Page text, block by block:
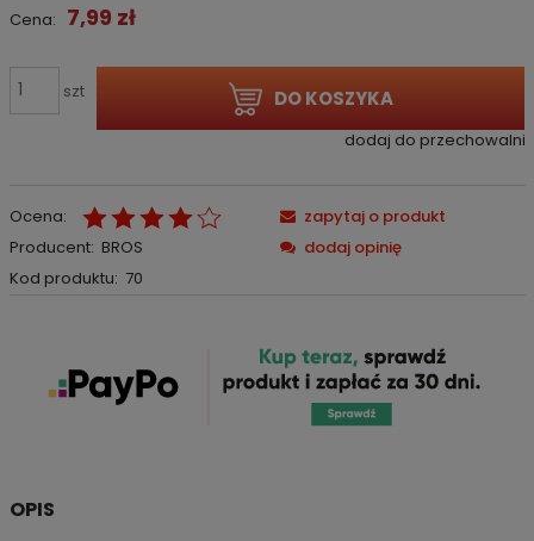
Cena: 7,99 zł
szt DO KOSZYKA
dodaj do przechowalni
Ocena:
Producent: BROS
Kod produktu: 70
zapytaj o produkt
dodaj opinię
OPIS